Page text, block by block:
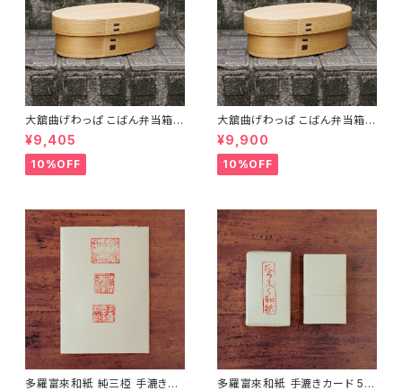
大舘曲げわっぱ こばん弁当箱
（小） りょうび庵 秋田県大舘市
【伝統的工芸品】【民藝品】【ギフ
ト プレゼント】【父の日 お誕生
日】
¥9,405
10%OFF
大舘曲げわっぱ こばん弁当箱
（中） りょうび庵 秋田県大舘市
【伝統的工芸品】【民藝品】【ギフ
ト プレゼント】【父の日 お誕生
日】
¥9,900
10%OFF
多羅富來和紙 純三椏 手漉き便
多羅富來和紙 手漉きカード 50